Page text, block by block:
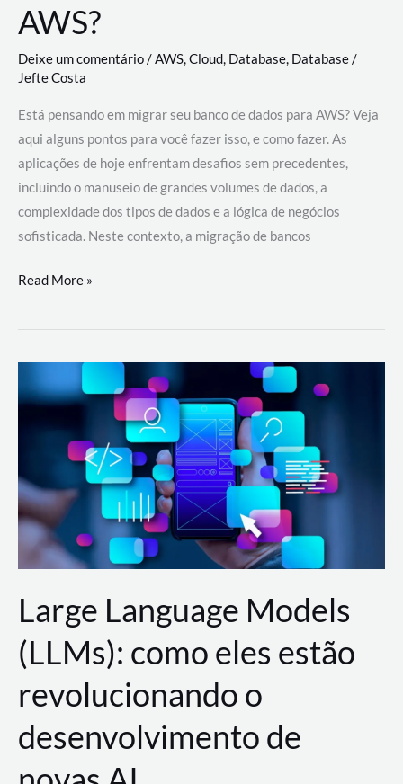
AWS?
Deixe um comentário/AWS,Cloud, Database, Database/
Jefte Costa
Está pensando em migrar seu banco de dados para AWS? Veja
aqui alguns pontos para você fazer isso, e como fazer. As
aplicações de hoje enfrentam desafios sem precedentes,
incluindo o manuseio de grandes volumes de dados, a
complexidade dos tipos de dados e a lógica de negócios
sofisticada. Neste contexto, a migração de bancos
Por
migrar
de
a
AWS?
Read More »
Large Language Models
(LLMs): como eles estão
revolucionando o
desenvolvimento de